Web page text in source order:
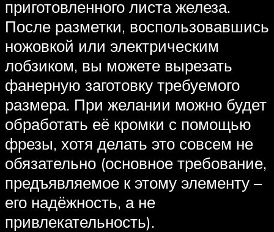
приготовленного листа железа.
После разметки, воспользовавшись
ножовкой или электрическим
лобзиком, вы можете вырезать
фанерную заготовку требуемого
размера. При желании можно будет
обработать её кромки с помощью
фрезы, хотя делать это совсем не
обязательно (основное требование,
предъявляемое к этому элементу –
его надёжность, а не
привлекательность).